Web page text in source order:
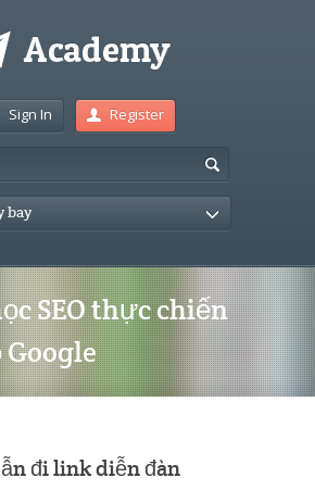
Sign In Register
bay
SEO thực chiến
đi link diễn đàn